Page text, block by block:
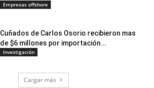
Empresas offshore
Cuñados de Carlos Osorio recibieron mas
de $6 millones por importación...
Investigación
Cargar más